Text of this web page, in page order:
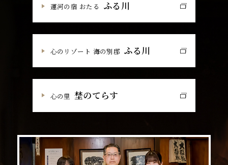
運河の宿 おたる ふる川
心のリゾート 海の別邸 ふる川
心の里 埜のてらす